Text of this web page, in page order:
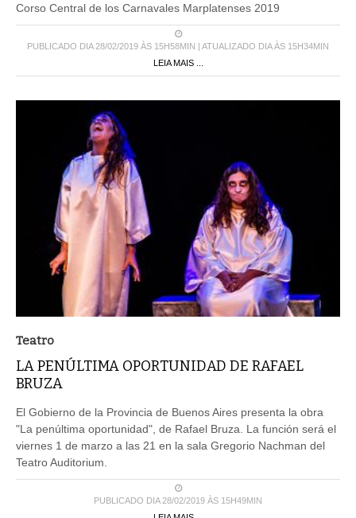
Corso Central de los Carnavales Marplatenses 2019
PUBLICADO DIA 28/02/2019 ÀS 15H58MIN | ATUALIZADO DIA ÀS 15H34MIN
LEIA MAIS ...
Teatro
LA PENÚLTIMA OPORTUNIDAD DE RAFAEL
BRUZA
El Gobierno de la Provincia de Buenos Aires presenta la obra
"La penúltima oportunidad", de Rafael Bruza. La función será el
viernes 1 de marzo a las 21 en la sala Gregorio Nachman del
Teatro Auditorium.
PUBLICADO DIA 28/02/2019 ÀS 15H49MIN